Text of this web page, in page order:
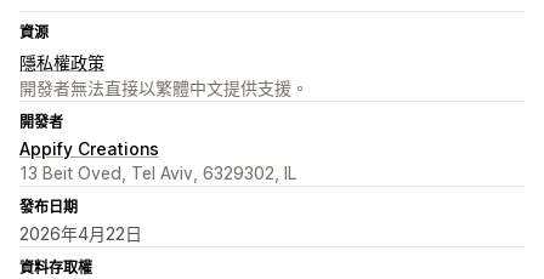
資源
隱私權政策
開發者無法直接以繁體中文提供支援。
開發者
Appify Creations
13 Beit Oved, Tel Aviv, 6329302, IL
發布日期
2026年4月22日
資料存取權